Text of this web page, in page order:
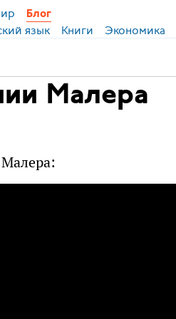
Блог
язык Книги Экономика
Малера